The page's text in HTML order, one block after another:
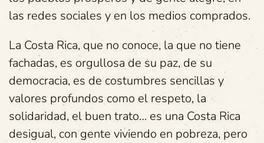
las redes sociales y en los medios comprados.
La Costa Rica, que no conoce, la que no tiene
fachadas, es orgullosa de su paz, de su
democracia, es de costumbres sencillas y
valores profundos como el respeto, la
solidaridad, el buen trato… es una Costa Rica
desigual, con gente viviendo en pobreza, pero